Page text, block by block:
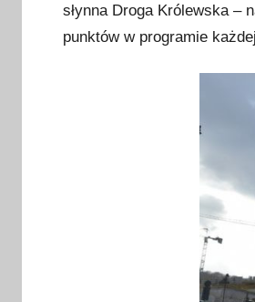
słynna Droga Królewska –
punktów w programie